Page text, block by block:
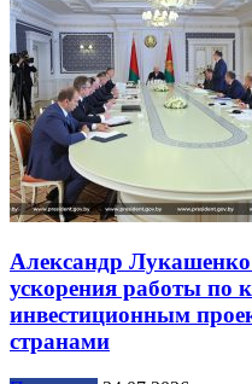
Александр Лукашенко
ускорения работы по
инвестиционным
странами